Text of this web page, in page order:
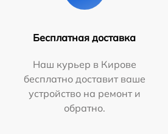
Бесплатная доставка
Наш курьер в Кирове
бесплатно доставит ваше
устройство на ремонт и
обратно.